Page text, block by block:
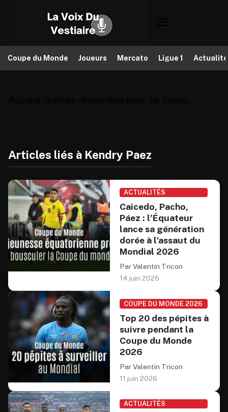
Coupe du Monde Joueurs Mercato Ligue 1
Articles liés à Kendry Paez
ACTUALITÉS
Caicedo, Pacho,
Páez : l’Équateur
lance sa génération
dorée à l’assaut du
Mondial 2026
Par Valentin Tricon
14 juin 2026
COUPE DU MONDE 2026
Top 20 des pépites à
suivre pendant la
Coupe du Monde
2026
Par Valentin Tricon
11 juin 2026
ACTUALITÉS